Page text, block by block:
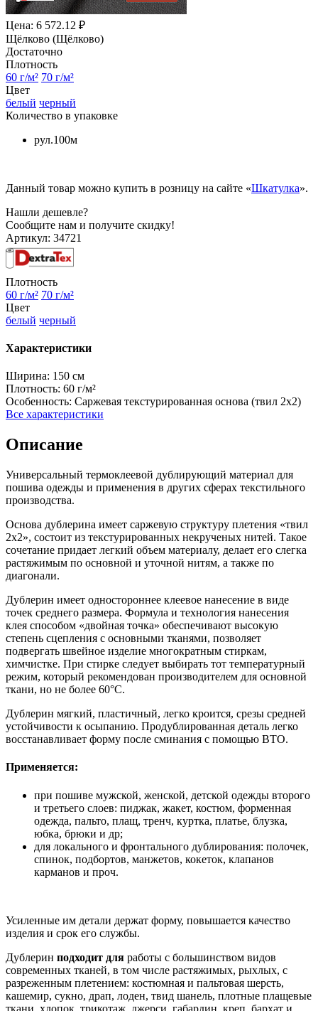
Цена: 6 572.12 ₽
Щёлково (Щёлково)
Достаточно
Плотность
60 г/м² 70 г/м²
Цвет
белый черный
Количество в упаковке
рул.100м
Данный товар можно купить в розницу на сайте «Шкатулка».
Нашли дешевле?
Сообщите нам и получите скидку!
Артикул: 34721
Плотность
60 г/м² 70 г/м²
Цвет
белый черный
Характеристики
Ширина: 150 см
Плотность: 60 г/м²
Особенность: Саржевая текстурированная основа (твил 2х2)
Все характеристики
Описание
Универсальный термоклеевой дублирующий материал для
пошива одежды и применения в других сферах текстильного
производства.
Основа дублерина имеет саржевую структуру плетения «твил
2х2», состоит из текстурированных некрученых нитей. Такое
сочетание придает легкий объем материалу, делает его слегка
растяжимым по основной и уточной нитям, а также по
диагонали.
Дублерин имеет одностороннее клеевое нанесение в виде
точек среднего размера. Формула и технология нанесения
клея способом «двойная точка» обеспечивают высокую
степень сцепления с основными тканями, позволяет
подвергать швейное изделие многократным стиркам,
химчистке. При стирке следует выбирать тот температурный
режим, который рекомендован производителем для основной
ткани, но не более 60°С.
Дублерин мягкий, пластичный, легко кроится, срезы средней
устойчивости к осыпанию. Продублированная деталь легко
восстанавливает форму после сминания с помощью ВТО.
Применяется:
при пошиве мужской, женской, детской одежды второго
и третьего слоев: пиджак, жакет, костюм, форменная
одежда, пальто, плащ, тренч, куртка, платье, блузка,
юбка, брюки и др;
для локального и фронтального дублирования: полочек,
спинок, подбортов, манжетов, кокеток, клапанов
карманов и проч.
Усиленные им детали держат форму, повышается качество
изделия и срок его службы.
Дублерин подходит для работы с большинством видов
современных тканей, в том числе растяжимых, рыхлых, с
разреженным плетением: костюмная и пальтовая шерсть,
кашемир, сукно, драп, лоден, твид шанель, плотные плащевые
ткани, хлопок, трикотаж, джерси, габардин, креп, бархат и